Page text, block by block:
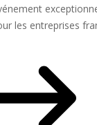
les entreprises